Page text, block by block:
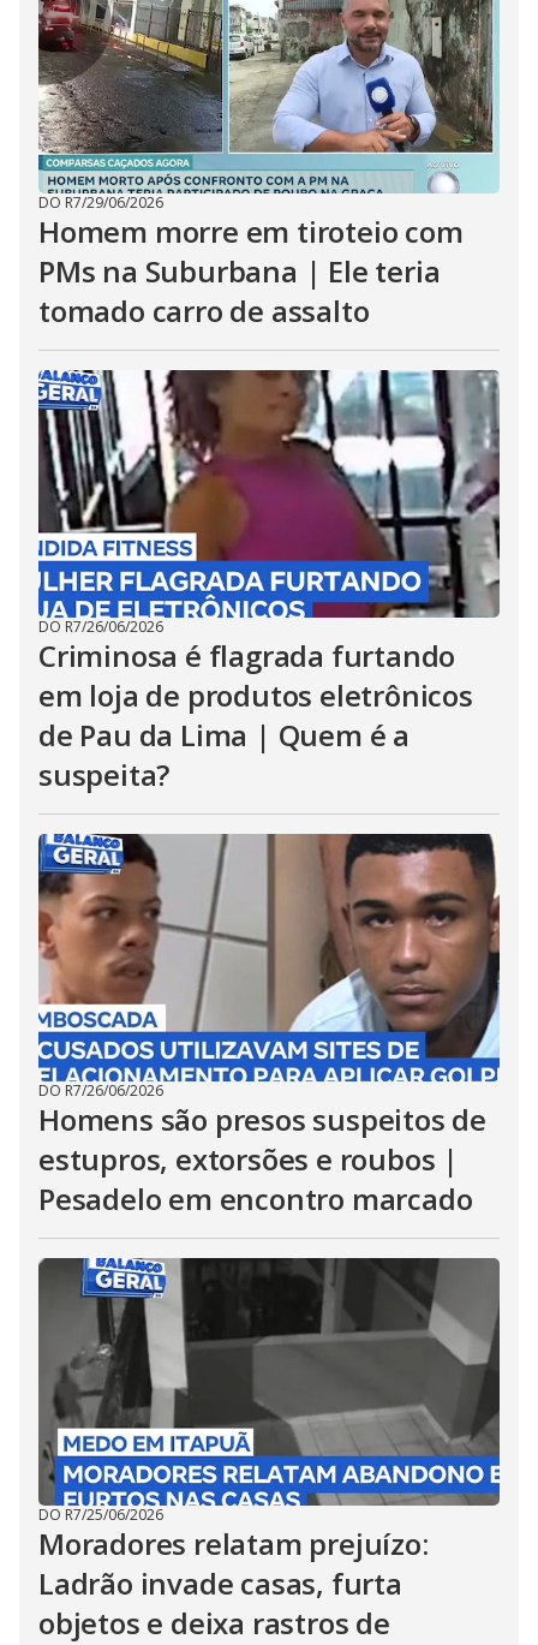
DO R7/29/06/2026
Homem morre em tiroteio com
PMs na Suburbana | Ele teria
tomado carro de assalto
DO R7/26/06/2026
Criminosa é flagrada furtando
em loja de produtos eletrônicos
de Pau da Lima | Quem é a
suspeita?
DO R7/26/06/2026
Homens são presos suspeitos de
estupros, extorsões e roubos |
Pesadelo em encontro marcado
DO R7/25/06/2026
Moradores relatam prejuízo:
Ladrão invade casas, furta
objetos e deixa rastros de